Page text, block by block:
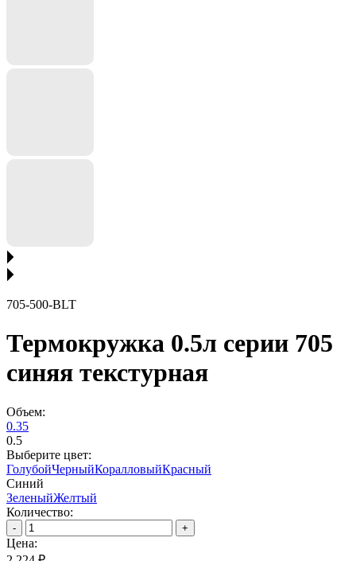
705-500-BLT
Термокружка 0.5л серии 705
синяя текстурная
Объем:
0.35
0.5
Выберите цвет:
ГолубойЧерныйКоралловыйКрасный
Синий
ЗеленыйЖелтый
Количество:
- +
Цена: